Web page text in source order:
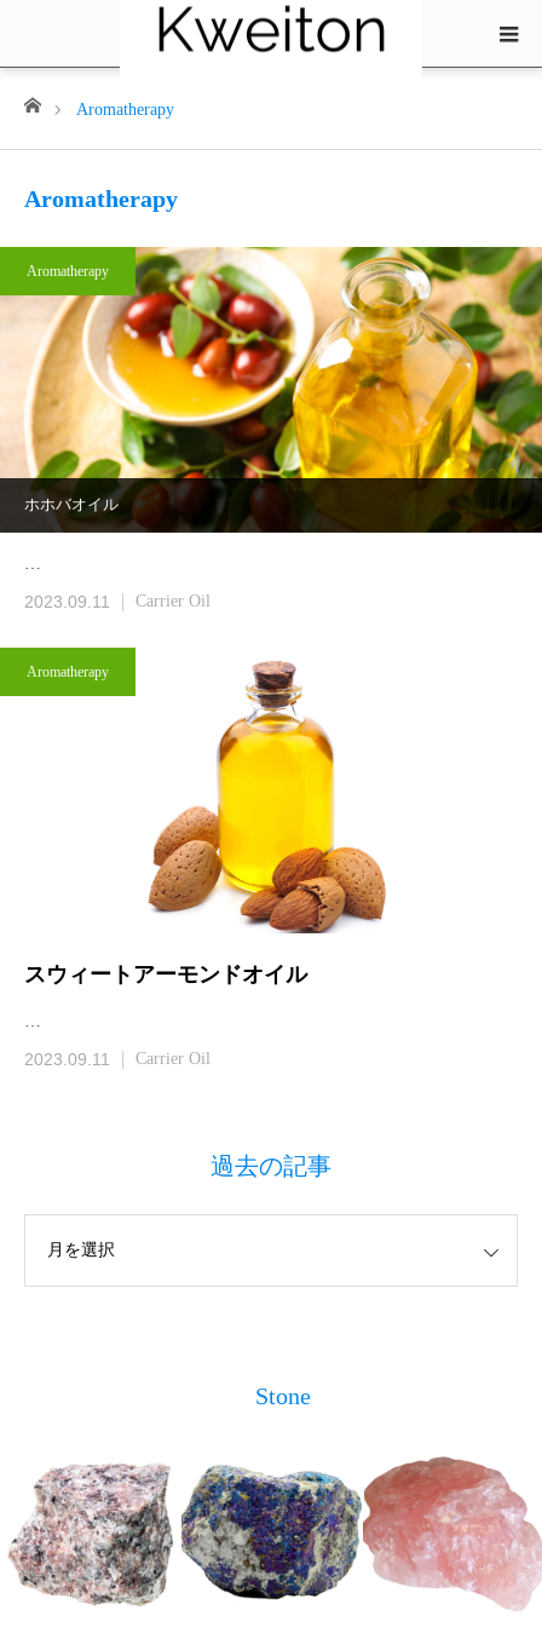
ホームAromatherapy
Aromatherapy
Aromatherapy
ホホバオイル
2023.09.11 Carrier Oil
Aromatherapy
スウィートアーモンドオイル
2023.09.11 Carrier Oil
過去の記事
Stone